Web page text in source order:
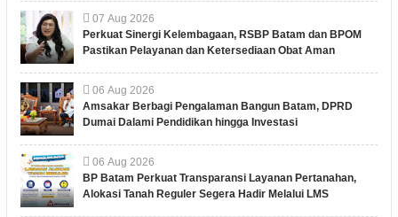
07 Aug 2026
Perkuat Sinergi Kelembagaan, RSBP Batam dan BPOM
Pastikan Pelayanan dan Ketersediaan Obat Aman
06 Aug 2026
Amsakar Berbagi Pengalaman Bangun Batam, DPRD
Dumai Dalami Pendidikan hingga Investasi
06 Aug 2026
BP Batam Perkuat Transparansi Layanan Pertanahan,
Alokasi Tanah Reguler Segera Hadir Melalui LMS